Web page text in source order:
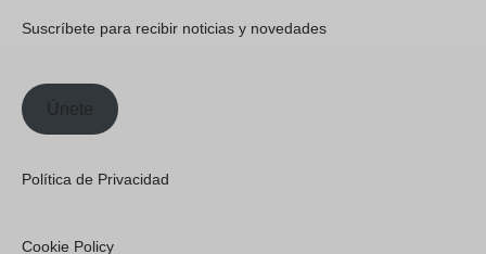
Suscríbete para recibir noticias y novedades
Únete
Política de Privacidad
Cookie Policy